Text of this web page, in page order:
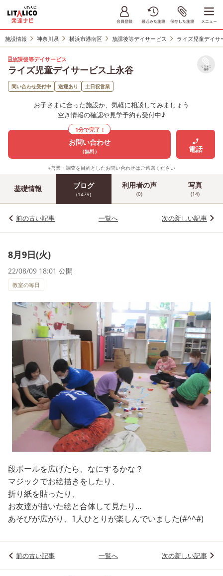
施設情報 神奈川県 横浜市港南区 放課後等デイサービス ライズ児童デイサ
放課後等デイサービス
ライズ児童デイサービス上永谷 リストに
保存
問い合わせ受付中 送迎あり 土日祝営業
お子さまに合った施設か、気軽に相談してみましょう
空き情報の確認や見学予約も受付中♪
1分で完了！
お問い合わせ
（無料） 電話
※営業・調査を目的としたお問い合わせはご遠慮ください
基礎情報 ブログ
(1479)
利用者の声
(0)
写真
(14)
前の古い記事 一覧へ 次の新しい記事
8月9日(火)
22/08/09 18:01 公開
教室の毎日
段ボールを広げたら、なにするかな？
マジックでお絵描きをしたり、
折り紙を貼ったり、
お友達が描いた絵と合体して見たり…
あそびが広がり、1人ひとりが楽しんでいました(#^^#)
前の古い記事 一覧へ 次の新しい記事